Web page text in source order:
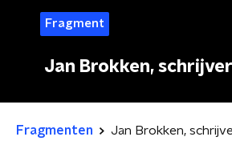
Fragment
Jan Brokken, schrijver
Fragmenten Jan Brokken,